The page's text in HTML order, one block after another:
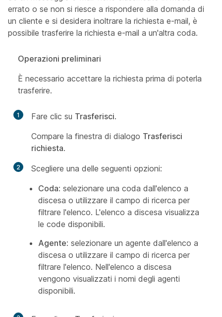
errato o se non si riesce a rispondere alla domanda di
un cliente e si desidera inoltrare la richiesta e-mail, è
possibile trasferire la richiesta e-mail a un'altra coda.
Operazioni preliminari
È necessario accettare la richiesta prima di poterla
trasferire.
1 Fare clic su Trasferisci.
Compare la finestra di dialogo Trasferisci
richiesta.
2
Scegliere una delle seguenti opzioni:
Coda: selezionare una coda dall'elenco a
discesa o utilizzare il campo di ricerca per
filtrare l'elenco. L'elenco a discesa visualizza
le code disponibili.
Agente: selezionare un agente dall'elenco a
discesa o utilizzare il campo di ricerca per
filtrare l'elenco. Nell'elenco a discesa
vengono visualizzati i nomi degli agenti
disponibili.